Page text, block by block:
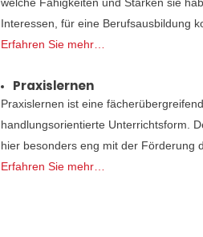
Interessen, für eine Berufsausbildung
Erfahren Sie mehr…
Praxislernen
Praxislernen ist eine
handlungsorientierte Unterrichtsform.
hier besonders eng mit der Förderung
Erfahren Sie mehr…